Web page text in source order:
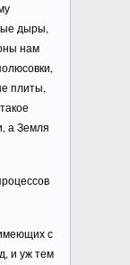
дыры,
нам
плиты,
а Земля
с
и уж тем